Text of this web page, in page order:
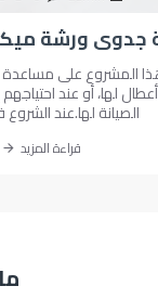
دراسة
تعتمد فكرة هذا
عند حدوث أي